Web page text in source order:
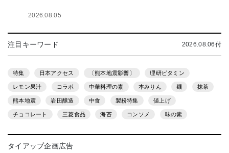
2026.08.05
注目キーワード 2026.08.06付
特集 日本アクセス 〔熊本地震影響〕 理研ビタミン
レモン果汁 コラボ 中華料理の素 本みりん 麺 抹茶
熊本地震 岩田醸造 中食 製粉特集 値上げ
チョコレート 三菱食品 海苔 コンソメ 味の素
タイアップ企画広告